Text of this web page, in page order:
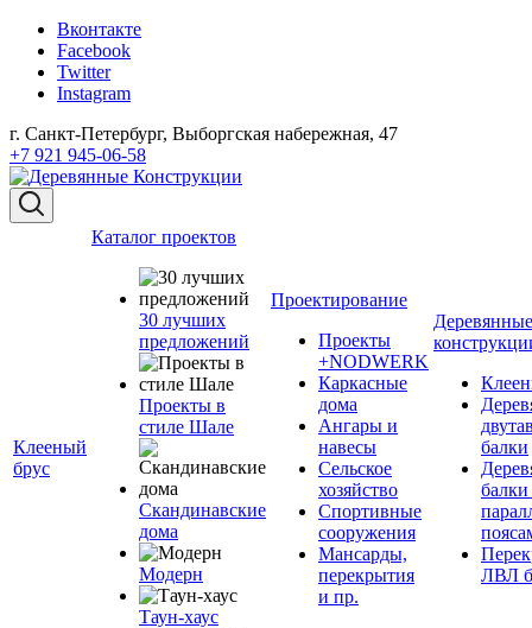
Вконтакте
Facebook
Twitter
Instagram
г. Санкт-Петербург, Выборгская набережная, 47
+7 921 945-06-58
Клееный
брус
Каталог проектов
30 лучших
предложений
Проекты в
стиле Шале
Скандинавские
дома
Модерн
Таун-хаус
Проектирование
Проекты
+NODWERK
Каркасные
дома
Ангары и
навесы
Сельское
хозяйство
Спортивные
сооружения
Мансарды,
перекрытия
и пр.
Деревянные
балки
балки
ЛВЛ